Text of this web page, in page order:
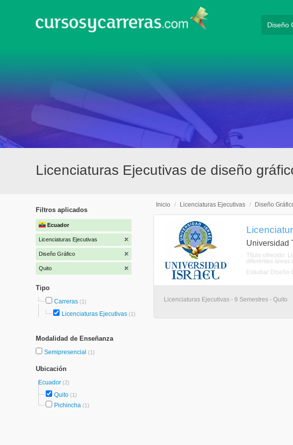
Licenciaturas Ejecutivas de diseño
Filtros aplicados
Ecuador
Licenciaturas Ejecutivas
Diseño Gráfico
Quito
Tipo
Carreras (1)
Licenciaturas Ejecutivas (1)
Modalidad de Enseñanza
Semipresencial (1)
Ubicación
Ecuador (2)
Quito (1)
Pichincha (1)
Inicio / Licenciaturas Ejecutivas / Diseño
Universidad
Título ofrecido:
diferentes áreas
Estudiar Diseño
Licenciaturas Ejecutivas - 9 Semestres - Quito